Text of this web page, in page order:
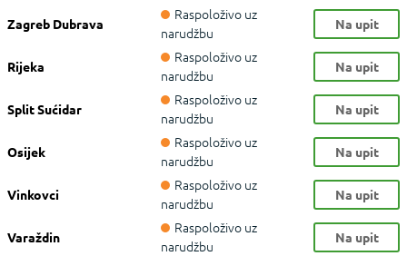
Zagreb Dubrava
Raspoloživo uz
narudžbu
Na upit
Rijeka
Raspoloživo uz
narudžbu
Na upit
Split Sućidar
Raspoloživo uz
narudžbu
Na upit
Osijek
Raspoloživo uz
narudžbu
Na upit
Vinkovci
Raspoloživo uz
narudžbu
Na upit
Varaždin
Raspoloživo uz
narudžbu
Na upit